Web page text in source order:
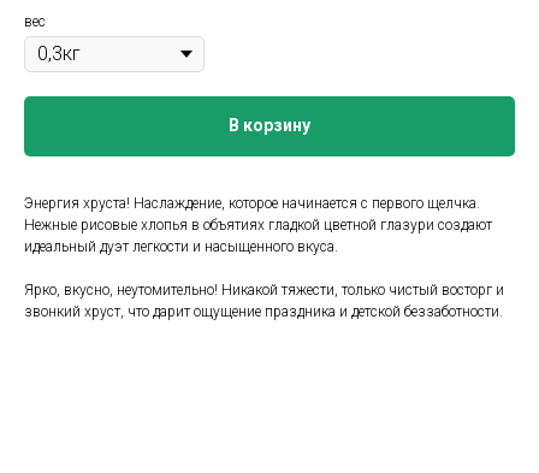
вес
В корзину
Энергия хруста! Наслаждение, которое начинается с первого щелчка.
Нежные рисовые хлопья в объятиях гладкой цветной глазури создают
идеальный дуэт легкости и насыщенного вкуса.
Ярко, вкусно, неутомительно! Никакой тяжести, только чистый восторг и
звонкий хруст, что дарит ощущение праздника и детской беззаботности.